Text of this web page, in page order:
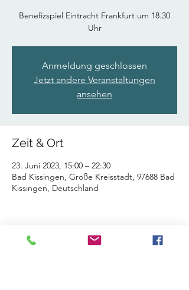
Benefizspiel Eintracht Frankfurt um 18.30
Uhr
Anmeldung geschlossen
Jetzt andere Veranstaltungen
ansehen
Zeit & Ort
23. Juni 2023, 15:00 – 22:30
Bad Kissingen, Große Kreisstadt, 97688 Bad
Kissingen, Deutschland